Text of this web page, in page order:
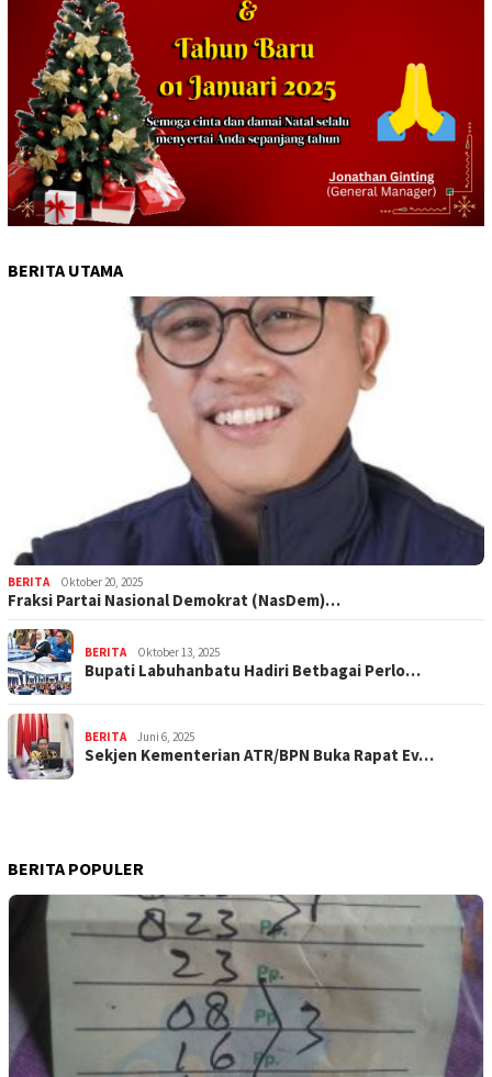
BERITA UTAMA
BERITA Oktober 20, 2025
Fraksi Partai Nasional Demokrat (NasDem)…
BERITA Oktober 13, 2025
Bupati Labuhanbatu Hadiri Betbagai Perlo…
BERITA Juni 6, 2025
Sekjen Kementerian ATR/BPN Buka Rapat Ev…
BERITA POPULER